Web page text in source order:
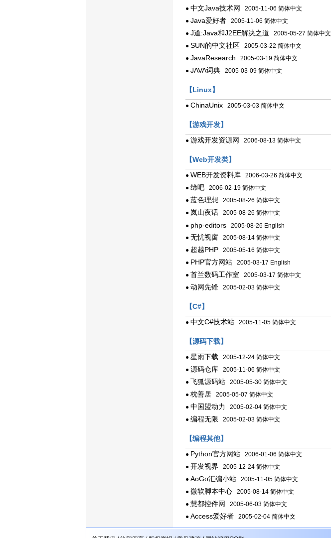
● 中文Java技术网 2005-11-06 简体中文
● Java爱好者 2005-11-06 简体中文
● J道:Java和J2EE解决之道 2005-05-27 简体中文
● SUN的中文社区 2005-03-22 简体中文
● JavaResearch 2005-03-19 简体中文
● JAVA词典 2005-03-09 简体中文
【Linux】
● ChinaUnix 2005-03-03 简体中文
【游戏开发】
● 游戏开发资源网 2006-08-13 简体中文
【Web开发类】
● WEB开发资料库 2006-03-26 简体中文
● 缔吧 2006-02-19 简体中文
● 蓝色理想 2005-08-26 简体中文
● 岚山夜话 2005-08-26 简体中文
● php-editors 2005-08-26 English
● 无忧视窗 2005-08-14 简体中文
● 超越PHP 2005-05-16 简体中文
● PHP官方网站 2005-03-17 English
● 首兰数码工作室 2005-03-17 简体中文
● 动网先锋 2005-02-03 简体中文
【C#】
● 中文C#技术站 2005-11-05 简体中文
【源码下载】
● 星雨下载 2005-12-24 简体中文
● 源码仓库 2005-11-06 简体中文
● 飞狐源码站 2005-05-30 简体中文
● 枕善居 2005-05-07 简体中文
● 中国盟动力
2005-02-04 简体中文
● 编程无限 2005-02-03 简体中文
【编程其他】
● Python官方网站 2006-01-06 简体中文
● 开发视界 2005-12-24 简体中文
● AoGo汇编小站 2005-11-05 简体中文
● 微软脚本中心 2005-08-14 简体中文
● 慧都控件网 2005-06-03 简体中文
● Access爱好者 2005-02-04 简体中文